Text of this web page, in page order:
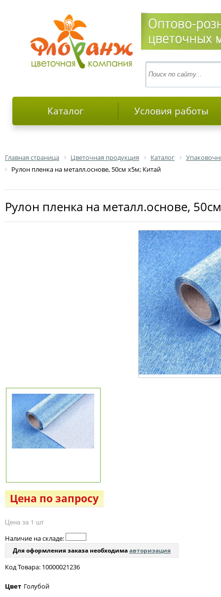
Каталог Условия работы
Главная страница Цветочная продукция Каталог
Рулон пленка на металл.основе, 50см х5м; Китай
Рулон пленка на металл.основе,
Цена по запросу
Цена за 1 шт
Наличие на складе:
Для оформления заказа необходимаавторизация
Код Товара: 10000021236
Цвет Голубой